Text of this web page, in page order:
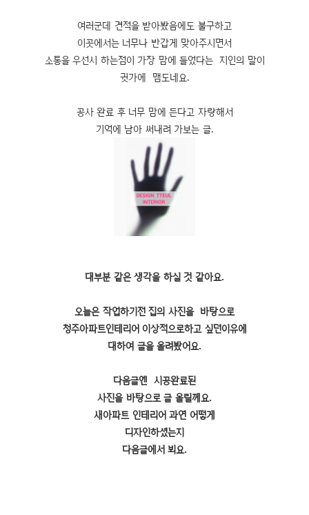
여러군데 견적을 받아봤음에도 불구하고
이곳에서는 너무나 반갑게 맞아주시면서
소통을 우선시 하는점이 가장 맘에 들었다는 지인의 말이
귓가에 맴도네요.
공사 완료 후 너무 맘에 든다고 자랑해서
기억에 남아 써내려 가보는 글.
대부분 같은 생각을 하실 것 같아요.
오늘은 작업하기전 집의 사진을 바탕으로
청주아파트인테리어 이상적으로하고 싶던이유에
대하여 글을 올려봤어요.
다음글엔 시공완료된
사진을 바탕으로 글 올릴께요.
새아파트 인테리어 과연 어떻게
디자인하셨는지
다음글에서 뵈요.